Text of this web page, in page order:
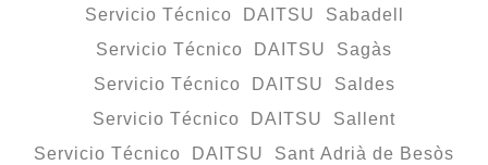
Servicio Técnico DAITSU Sabadell
Servicio Técnico DAITSU Sagàs
Servicio Técnico DAITSU Saldes
Servicio Técnico DAITSU Sallent
Servicio Técnico DAITSU Sant Adrià de Besòs